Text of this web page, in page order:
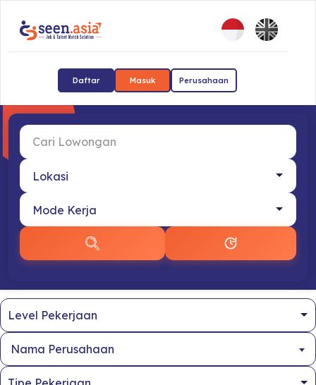
Daftar Masuk Perusahaan
Nama Perusahaan